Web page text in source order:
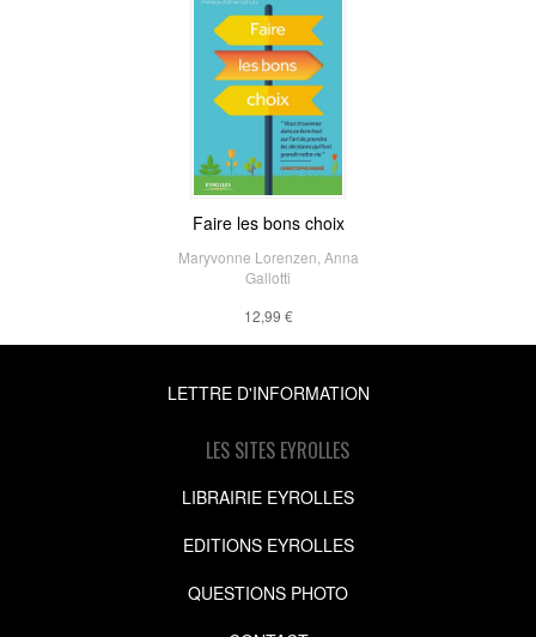
Faire les bons choix
Maryvonne Lorenzen Anna
Gallotti
12,99 €
LETTRE D'INFORMATION
LES SITES EYROLLES
LIBRAIRIE EYROLLES
EDITIONS EYROLLES
QUESTIONS PHOTO